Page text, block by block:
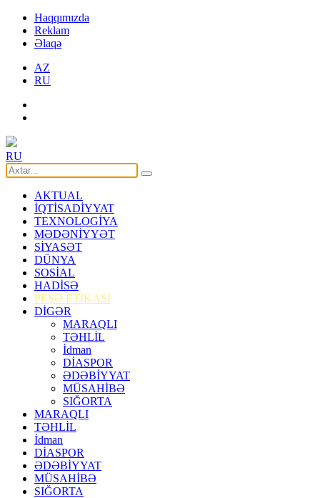
Haqqımızda
Reklam
Əlaqə
AZ
RU
RU
AKTUAL
İQTİSADİYYAT
TEXNOLOGİYA
MƏDƏNİYYƏT
SİYASƏT
DÜNYA
SOSİAL
HADİSƏ
PEŞƏ ETİKASI
DİGƏR
MARAQLI
TƏHLİL
İdman
DİASPOR
ƏDƏBİYYAT
MÜSAHİBƏ
SIĞORTA
MARAQLI
TƏHLİL
İdman
DİASPOR
ƏDƏBİYYAT
MÜSAHİBƏ
SIĞORTA